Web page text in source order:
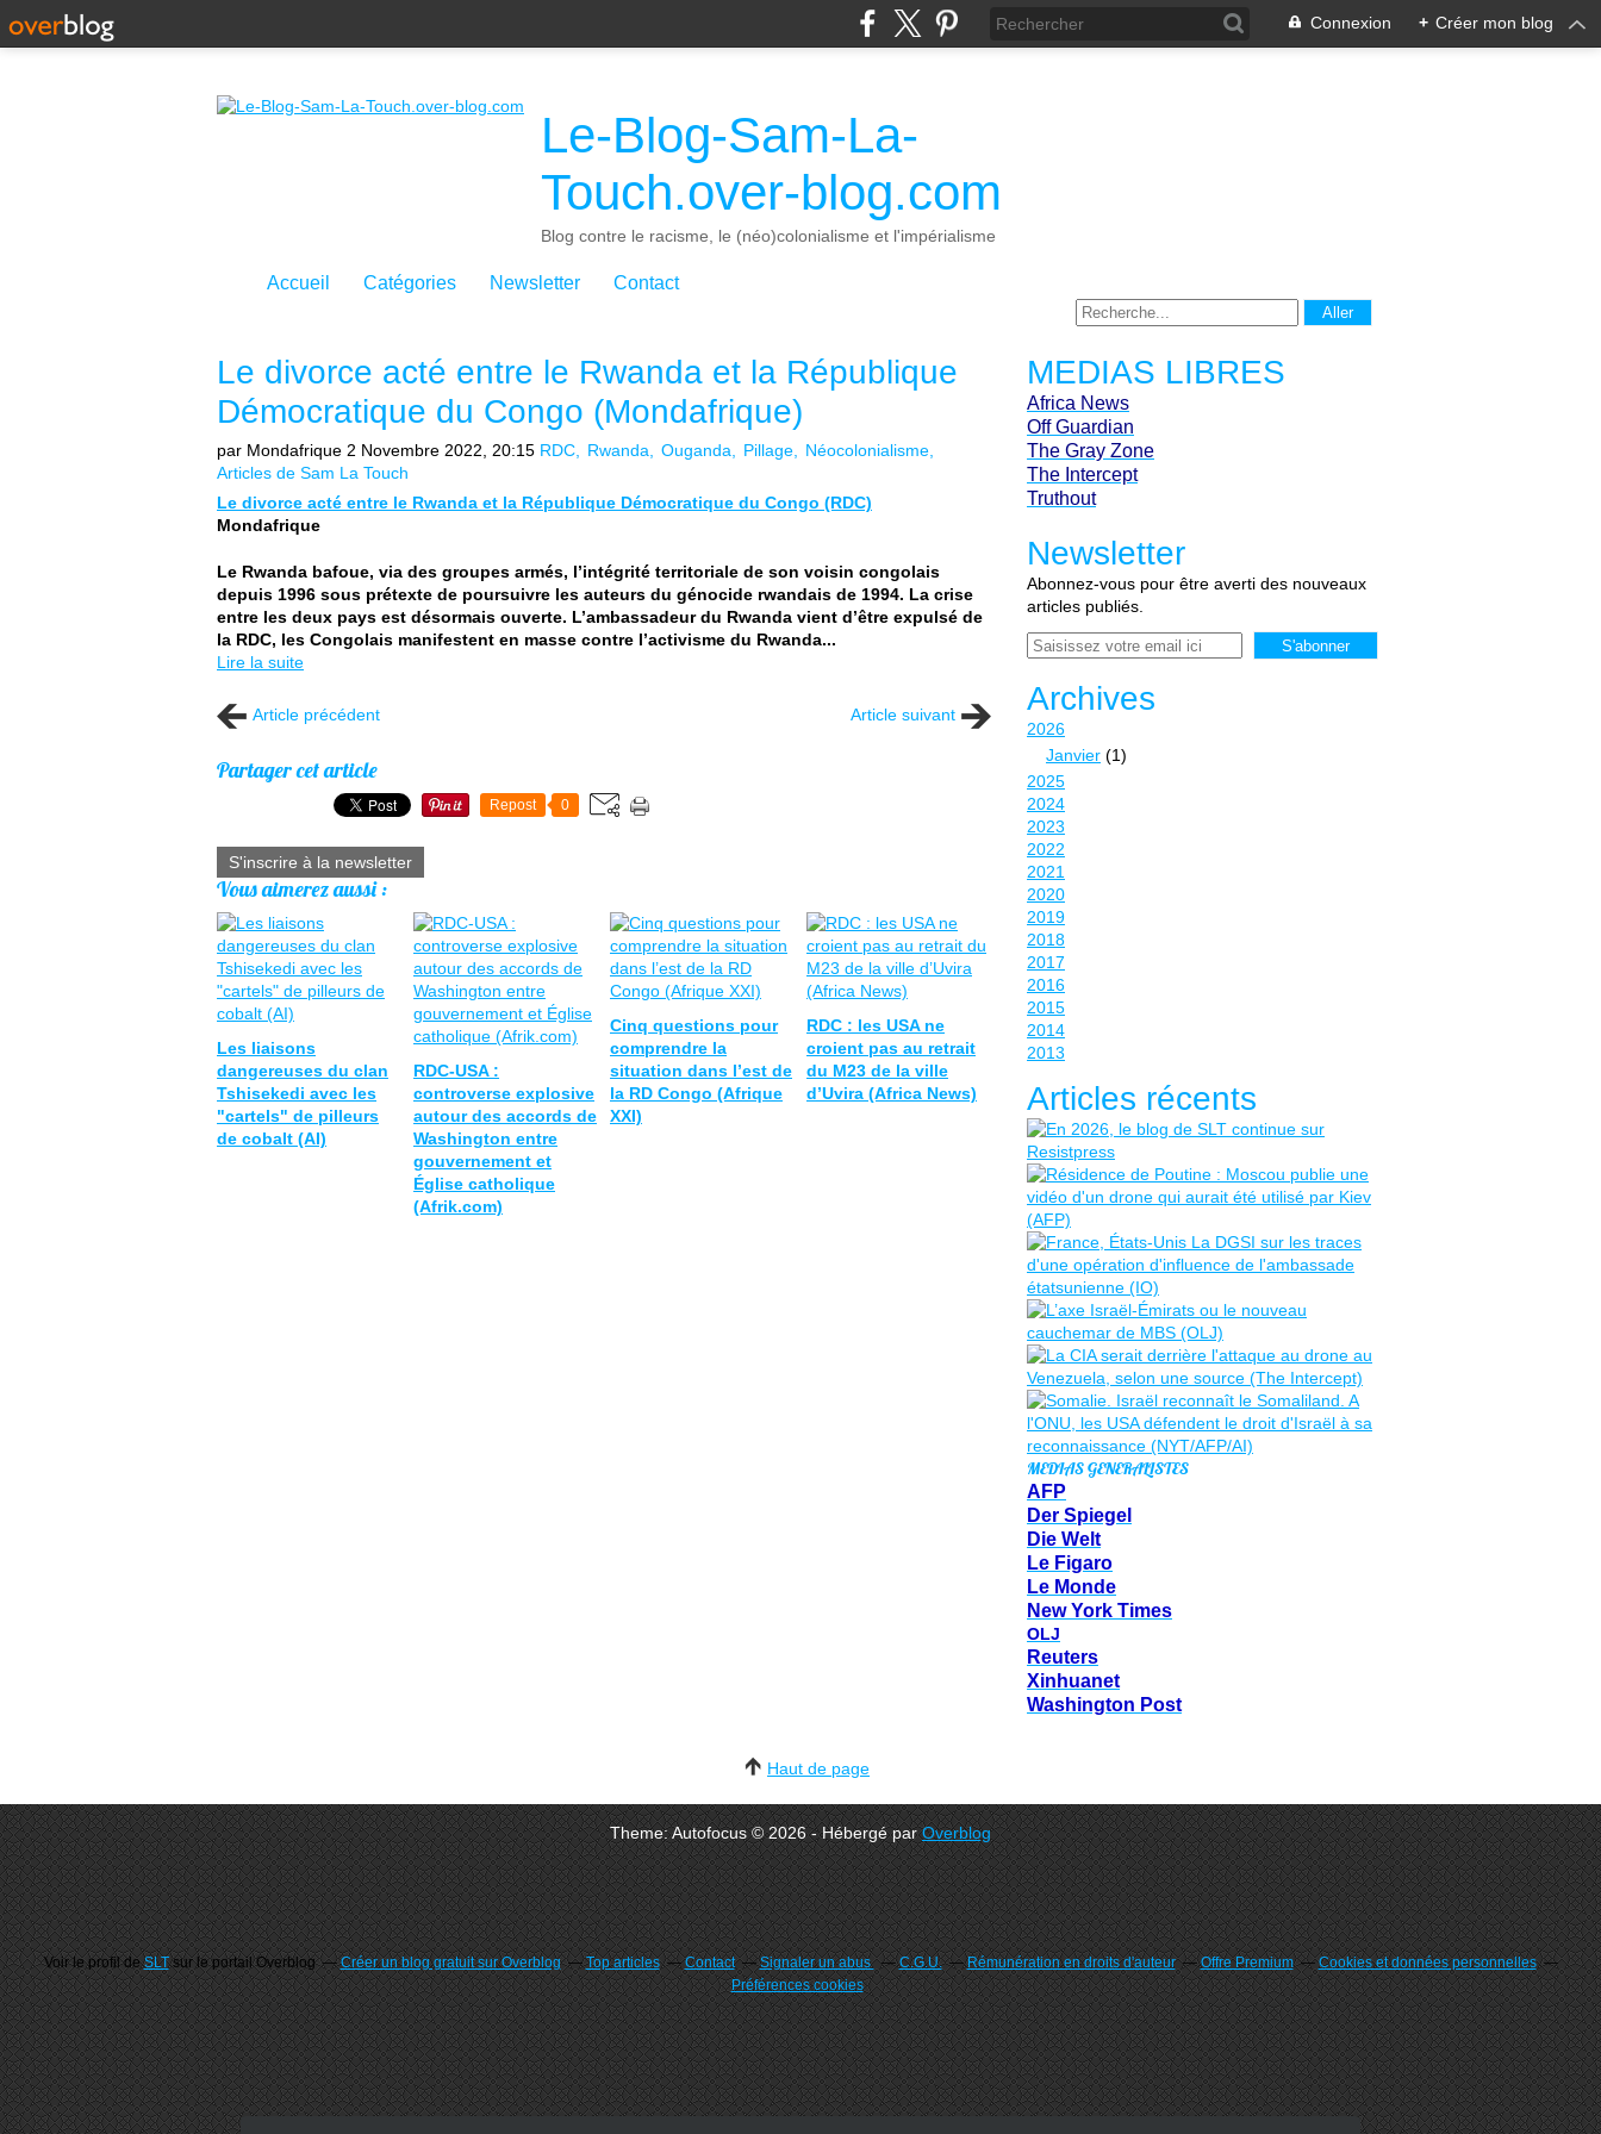
Connexion + Créer mon blog
Le-Blog-Sam-La-
Touch.over-blog.com
Blog contre le racisme, le (néo)colonialisme et l'impérialisme
Accueil Catégories Newsletter Contact
Le divorce acté entre le Rwanda et la République
Démocratique du Congo (Mondafrique)
par Mondafrique 2 Novembre 2022, 20:15 RDC Rwanda Ouganda Pillage
Néocolonialisme
Articles de Sam La Touch
Le divorce acté entre le Rwanda et la République Démocratique du Congo (RDC)
Mondafrique
Le Rwanda bafoue, via des groupes armés, l’intégrité territoriale de son voisin congolais
depuis 1996 sous prétexte de poursuivre les auteurs du génocide rwandais de 1994. La crise
entre les deux pays est désormais ouverte. L’ambassadeur du Rwanda vient d’être expulsé de
la RDC, les Congolais manifestent en masse contre l’activisme du Rwanda...
Lire la suite
Article précédent Article suivant
Partager cet article
Repost 0
S'inscrire à la newsletter
Vous aimerez aussi :
Les liaisons
dangereuses du clan
Tshisekedi avec les
"cartels" de pilleurs
de cobalt (AI)
RDC-USA :
controverse explosive
autour des accords de
Washington entre
gouvernement et
Église catholique
(Afrik.com)
Cinq questions pour
comprendre la
situation dans l’est de
la RD Congo (Afrique
XXI)
RDC : les USA ne
croient pas au retrait
du M23 de la ville
d’Uvira (Africa News)
MEDIAS LIBRES
Africa News
Off Guardian
The Gray Zone
The Intercept
Truthout
Newsletter
Abonnez-vous pour être averti des nouveaux
articles publiés.
Email
Archives
2026
Janvier (1)
2025
2024
2023
2022
2021
2020
2019
2018
2017
2016
2015
2014
2013
Articles récents
MEDIAS GENERALISTES
AFP
Der Spiegel
Die Welt
Le Figaro
Le Monde
New York Times
OLJ
Reuters
Xinhuanet
Washington Post
Haut de page
Theme: Autofocus © 2026 - Hébergé parOverblog
Voir le profil deSLTsur le portail Overblog Créer un blog gratuit sur Overblog Top articles Contact Signaler un abus C.G.U. Rémunération en droits d'auteur Offre Premium
Cookies et données personnelles
Préférences cookies